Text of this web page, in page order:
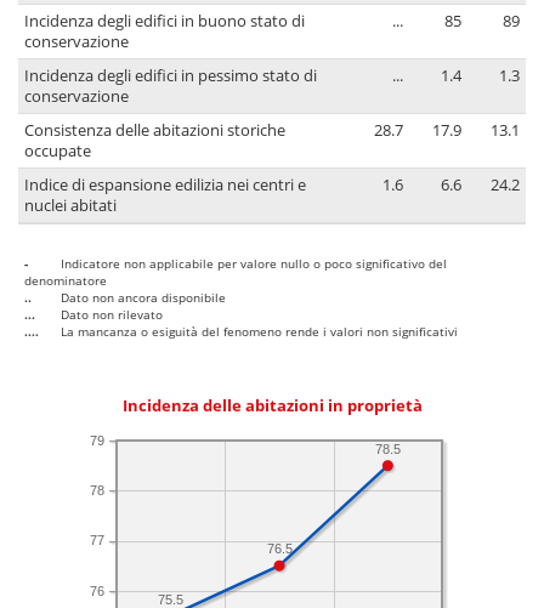
Incidenza degli edifici in buono stato di
conservazione
... 85 89
Incidenza degli edifici in pessimo stato di
conservazione
... 1.4 1.3
Consistenza delle abitazioni storiche
occupate
28.7 17.9 13.1
Indice di espansione edilizia nei centri e
nuclei abitati
1.6 6.6 24.2
-
Indicatore non applicabile per valore nullo o poco significativo del
denominatore
..
Dato non ancora disponibile
...
Dato non rilevato
....
La mancanza o esiguità del fenomeno rende i valori non significativi
Incidenza delle abitazioni in proprietà
76
77
78
79
78.5
76.5
75.5